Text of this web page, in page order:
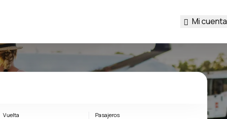
Mi cuenta
Vuelta Pasajeros